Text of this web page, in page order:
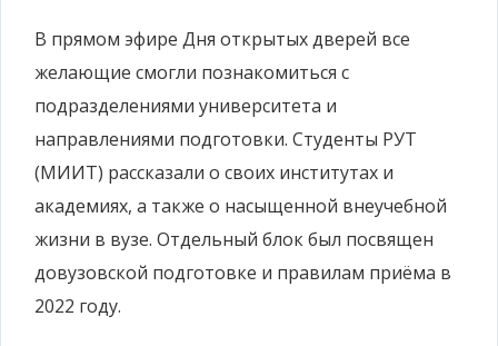
В прямом эфире Дня открытых дверей все
желающие смогли познакомиться с
подразделениями университета и
направлениями подготовки. Студенты РУТ
(МИИТ) рассказали о своих институтах и
академиях, а также о насыщенной внеучебной
жизни в вузе. Отдельный блок был посвящен
довузовской подготовке и правилам приёма в
2022 году.